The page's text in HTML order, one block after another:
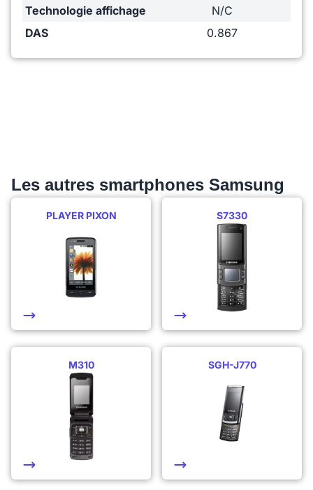
Technologie affichage
N/C
DAS
0.867
Les autres smartphones Samsung
PLAYER PIXON S7330
M310 SGH-J770